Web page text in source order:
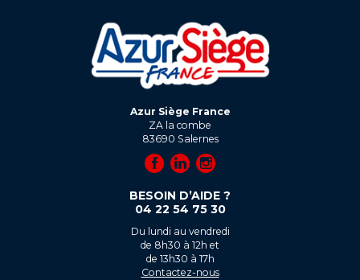
Azur Siège France
ZA la combe
83690 Salernes
BESOIN D’AIDE ?
04 22 54 75 30
Du lundi au vendredi
de 8h30 à 12h et
de 13h30 à 17h
Contactez-nous